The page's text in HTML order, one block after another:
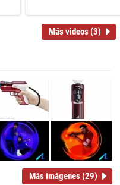
Más videos (3)
Más imágenes (29)